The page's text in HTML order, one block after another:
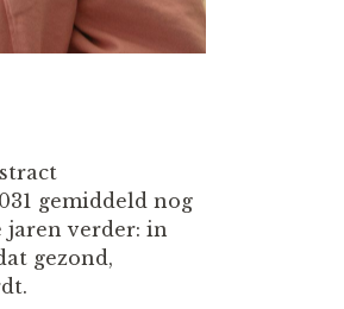
gemiddeld nog
jaren verder: in
gezond,